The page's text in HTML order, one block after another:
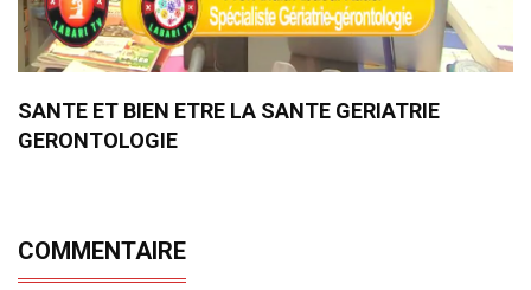
SANTE ET BIEN ETRE LA SANTE GERIATRIE
GERONTOLOGIE
COMMENTAIRE